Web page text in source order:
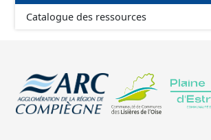
Catalogue des ressources